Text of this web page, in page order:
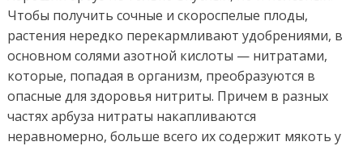
Чтобы получить сочные и скороспелые плоды,
растения нередко перекармливают удобрениями, в
основном солями азотной кислоты — нитратами,
которые, попадая в организм, преобразуются в
опасные для здоровья нитриты. Причем в разных
частях арбуза нитраты накапливаются
неравномерно, больше всего их содержит мякоть у